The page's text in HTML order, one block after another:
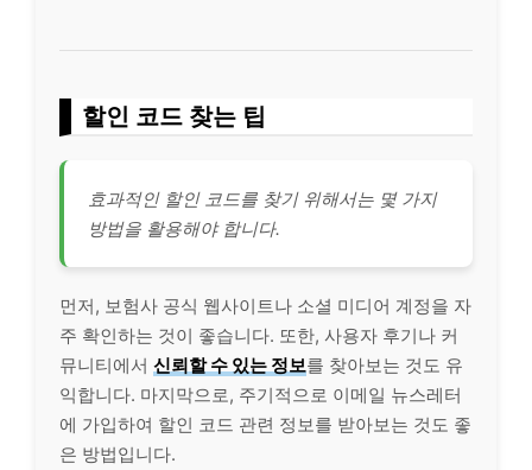
할인 코드 찾는 팁
효과적인 할인 코드를 찾기 위해서는 몇 가지
방법을 활용해야 합니다.
먼저, 보험사 공식 웹사이트나 소셜 미디어 계정을 자
주 확인하는 것이 좋습니다. 또한, 사용자 후기나 커
뮤니티에서 신뢰할 수 있는 정보를 찾아보는 것도 유
익합니다. 마지막으로, 주기적으로 이메일 뉴스레터
에 가입하여 할인 코드 관련 정보를 받아보는 것도 좋
은 방법입니다.